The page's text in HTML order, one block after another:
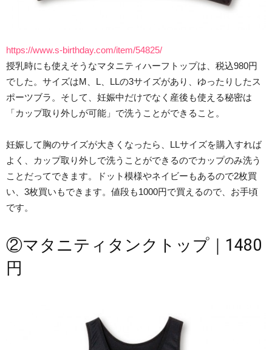
https://www.s-birthday.com/item/54825/
授乳時にも使えそうなマタニティハーフトップは、税込980円
でした。サイズはM、L、LLの3サイズがあり、ゆったりしたス
ポーツブラ。そして、妊娠中だけでなく産後も使える秘密は
「カップ取り外しが可能」で洗うことができること。
妊娠して胸のサイズが大きくなったら、LLサイズを購入すれば
よく、カップ取り外しで洗うことができるのでカップのみ洗う
ことだってできます。ドット模様やネイビーもあるので2枚買
い、3枚買いもできます。値段も1000円で買えるので、お手頃
です。
②マタニティタンクトップ｜1480
円